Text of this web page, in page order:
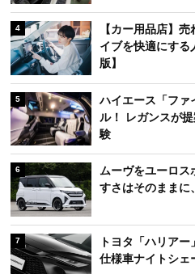
4
【カー用品店】
イブを快適にする
版】
5
ハイエース「ファ
ル！ レガンスが
験
6
ムーヴをユーロス
すさはそのままに
7
トヨタ「ハリア
仕様車ナイトシェ